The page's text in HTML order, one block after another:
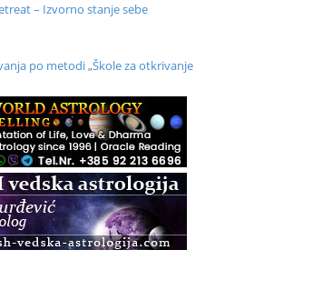
– Izvorno stanje sebe
po metodi „Škole za otkrivanje
iz drugih dimenzija Online –
tečaj, Zagreb i Online